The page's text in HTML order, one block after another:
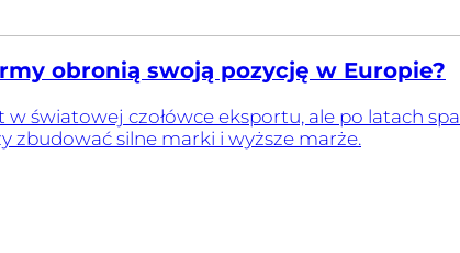
obronią swoją pozycję w Europie?
w światowej czołówce eksportu, ale po latach
zbudować silne marki i wyższe marże.